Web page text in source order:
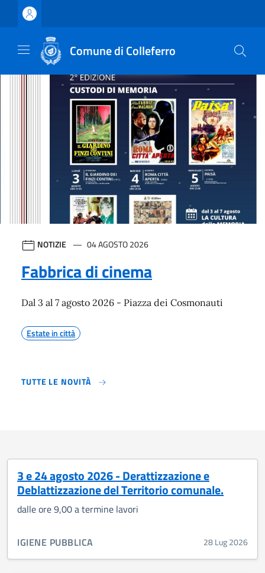
Vai ai contenuti
Vai al footer
Comune di Colleferro
Comune di Colleferro
Contenuti in evidenza
NOTIZIE 04 AGOSTO 2026
Fabbrica di cinema
Dal 3 al 7 agosto 2026 - Piazza dei Cosmonauti
Estate in città
TUTTE LE NOVITÀ
3 e 24 agosto 2026 - Derattizzazione e
Deblattizzazione del Territorio comunale.
dalle ore 9,00 a termine lavori
CATEGORIA CORRELATA:
IGIENE PUBBLICA 28 Lug 2026